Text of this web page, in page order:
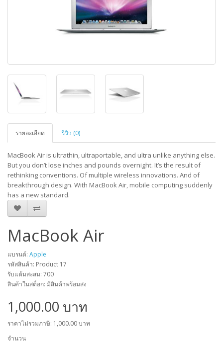
รายละเอียด รีวิว (0)
MacBook Air is ultrathin, ultraportable, and ultra unlike anything else.
But you don’t lose inches and pounds overnight. It’s the result of
rethinking conventions. Of multiple wireless innovations. And of
breakthrough design. With MacBook Air, mobile computing suddenly
has a new standard.
MacBook Air
แบรนด์: Apple
รหัสสินค้า: Product 17
รับแต้มสะสม: 700
สินค้าในสต็อก: มีสินค้าพร้อมส่ง
1,000.00 บาท
ราคาไม่รวมภาษี: 1,000.00 บาท
จำนวน